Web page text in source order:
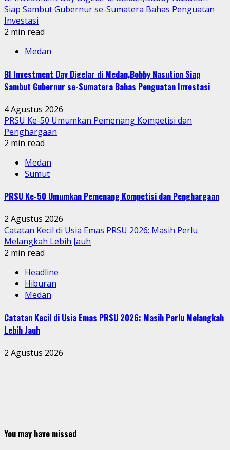
Siap Sambut Gubernur se-Sumatera Bahas Penguatan
Investasi
2 min read
Medan
BI Investment Day Digelar di Medan,Bobby Nasution Siap
Sambut Gubernur se-Sumatera Bahas Penguatan Investasi
4 Agustus 2026
PRSU Ke-50 Umumkan Pemenang Kompetisi dan
Penghargaan
2 min read
Medan
Sumut
PRSU Ke-50 Umumkan Pemenang Kompetisi dan Penghargaan
2 Agustus 2026
Catatan Kecil di Usia Emas PRSU 2026: Masih Perlu
Melangkah Lebih Jauh
2 min read
Headline
Hiburan
Medan
Catatan Kecil di Usia Emas PRSU 2026: Masih Perlu Melangkah
Lebih Jauh
2 Agustus 2026
You may have missed